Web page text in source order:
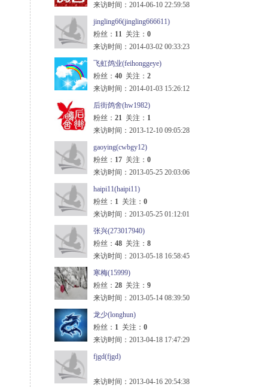
来访时间：2014-06-10 22:59:58
jingling66(jingling666611)
粉丝： 11 关注： 0
来访时间：2014-03-02 00:33:23
飞虹鸽业(feihonggeye)
粉丝： 40 关注： 2
来访时间：2014-01-03 15:26:12
后街鸽舍(hw1982)
粉丝： 21 关注： 1
来访时间：2013-12-10 09:05:28
gaoying(cwbgy12)
粉丝： 17 关注： 0
来访时间：2013-05-25 20:03:06
haipi11(haipi11)
粉丝： 1 关注： 0
来访时间：2013-05-25 01:12:01
张兴(273017940)
粉丝： 48 关注： 8
来访时间：2013-05-18 16:58:45
寒梅(15999)
粉丝： 28 关注： 9
来访时间：2013-05-14 08:39:50
龙少(longhun)
粉丝： 1 关注： 0
来访时间：2013-04-18 17:47:29
fjgd(fjgd)
来访时间：2013-04-16 20:54:38